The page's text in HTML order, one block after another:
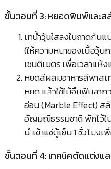
ขั้นตอนที่ 3: หยอดพิมพ์และ
เทน้ำวุ้นใสลงในถาดก้น
(ให้ความหนาของเนื้อวุ้น
เซนติเมตร เพื่อเวลาแห้
หยดสีผสมอาหารสีพาสเ
หยด แล้วใช้ไม้จิ้มฟันลาก
อ่อน (Marble Effect) ส
อัญมณีธรรมชาติ พักไว้
นำเข้าแช่ตู้เย็น 1 ชั่วโมง
ขั้นตอนที่ 4: เทคนิคตัดแต่งแ